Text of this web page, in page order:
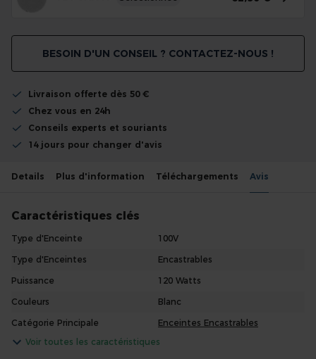
BESOIN D'UN CONSEIL ? CONTACTEZ-NOUS !
Livraison offerte dès 50 €
Chez vous en 24h
Conseils experts et souriants
14 jours pour changer d'avis
Details Plus d'information Téléchargements Avis
Caractéristiques clés
Type d'Enceinte
100V
Type d'Enceintes
Encastrables
Puissance
120 Watts
Couleurs
Blanc
Catégorie Principale
Enceintes Encastrables
Voir toutes les caractéristiques